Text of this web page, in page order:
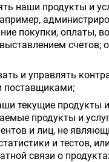
наши продукты и
покупки, оплаты,
счетов;
и управлять
поставщиками;
текущие продукты и
продукты и
и лиц, не
и тестов,
связи о